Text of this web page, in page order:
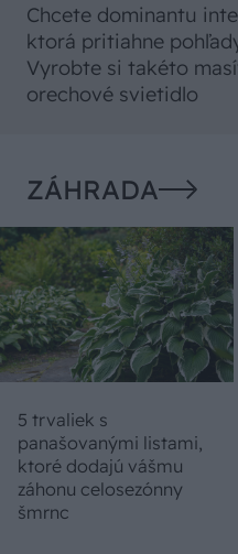
Chcete dominantu
ktorá pritiahne
Vyrobte si takéto
orechové svietidlo
ZÁHRADA
5 trvaliek s
panašovanými listami,
ktoré dodajú vášmu
záhonu celosezónny
šmrnc